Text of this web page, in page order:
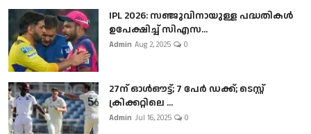
IPL 2026: സഞ്ജുവിനായുള്ള പദ്ധതികൾ
ഉപേക്ഷിച്ച് സിഎസ...
Admin Aug 2, 2025 0
27ന് ഓൾഔട്ട്; 7 പേർ ഡക്ക്; ടെസ്റ്റ്
ക്രിക്കറ്റിലെ ...
Admin Jul 16, 2025 0